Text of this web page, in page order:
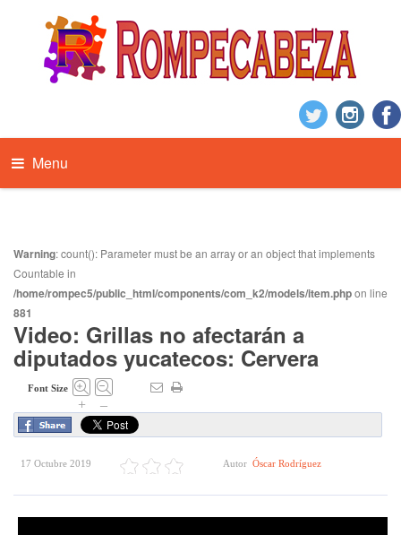
Menu
Warning: count(): Parameter must be an array or an object that implements
Countable in
/home/rompec5/public_html/components/com_k2/models/item.phpon line
881
Video: Grillas no afectarán a
diputados yucatecos: Cervera
Font Size
+ –
17 Octubre 2019 Autor Óscar Rodríguez